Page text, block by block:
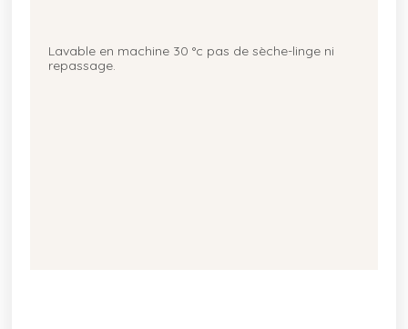
Lavable en machine 30 °c pas de sèche-linge ni
repassage.